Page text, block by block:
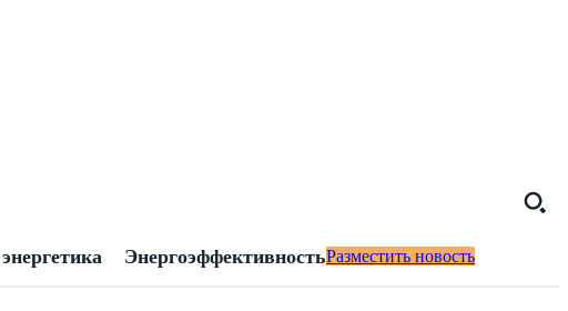
ЭнергоэффективностьРазместить новость